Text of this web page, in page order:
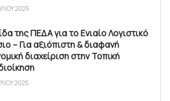
2025
της ΠΕΔΑ για το Ενιαίο Λογιστικό
– Για αξιόπιστη & διαφανή
διαχείριση στην Τοπική
2025